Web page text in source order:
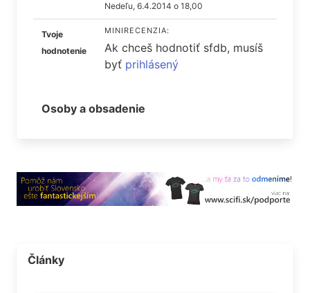
Nedeľu, 6.4.2014 o 18,00
Tvoje
hodnotenie
MINIRECENZIA:
Ak chceš hodnotiť sfdb, musíš
byť prihlásený
Osoby a obsadenie
Články